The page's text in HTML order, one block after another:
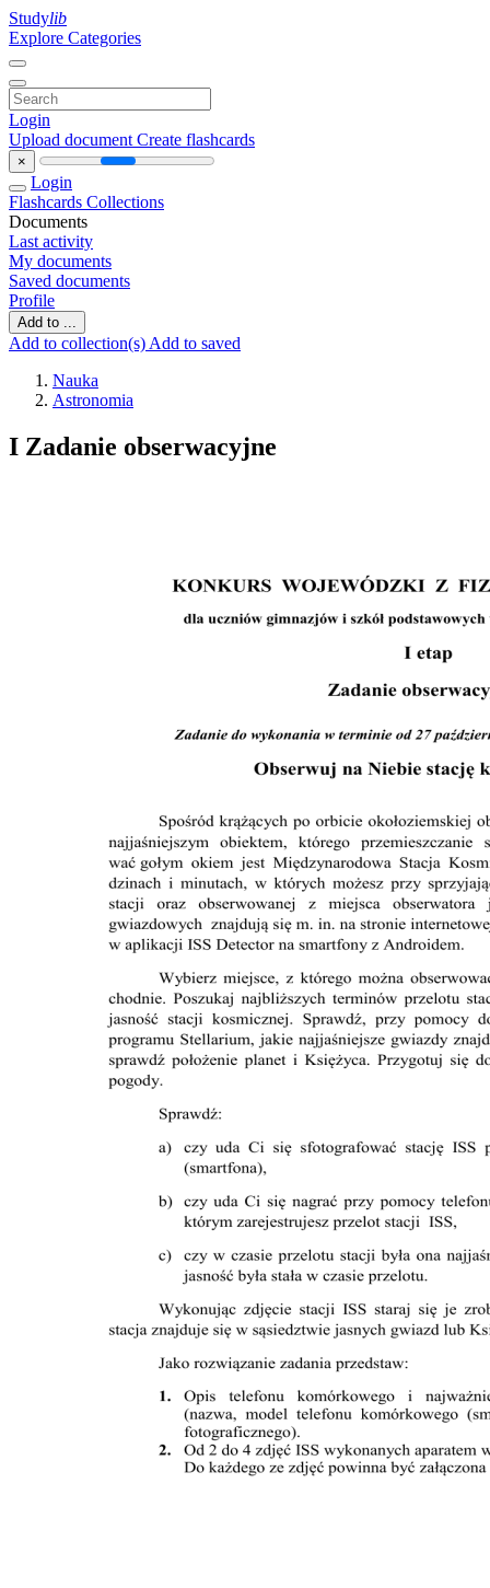
Studylib
Explore Categories
Login
Upload document Create flashcards
×
Login
Flashcards Collections
Documents
Last activity
My documents
Saved documents
Profile
Add to ...
Add to collection(s) Add to saved
Nauka
Astronomia
I Zadanie obserwacyjne